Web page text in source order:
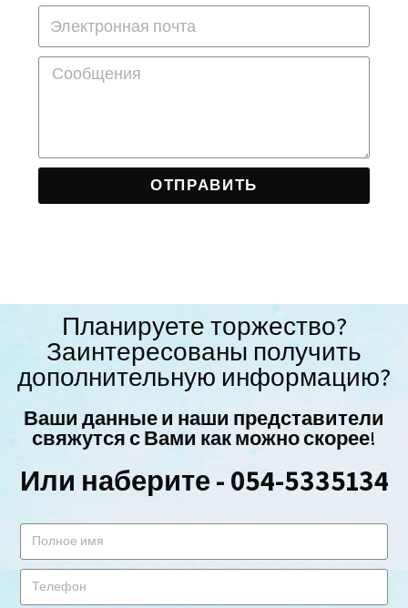
ОТПРАВИТЬ
Планируете торжество?
Заинтересованы получить
дополнительную информацию?
Ваши данные и наши представители
свяжутся с Вами как можно скорее!
Или наберите - 054-5335134